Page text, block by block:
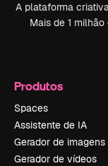
A plataforma
Mais de 1
Produtos
Spaces
Assistente de IA
Gerador de imagens
Gerador de vídeos